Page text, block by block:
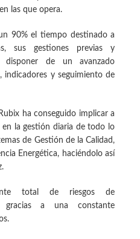
las que opera.
90% el tiempo destinado a
sus gestiones previas y
disponer de un avanzado
indicadores y seguimiento de
ha conseguido implicar a
en la gestión diaria de todo lo
de Gestión de la Calidad,
Energética, haciéndolo así
total de riesgos de
gracias a una constante